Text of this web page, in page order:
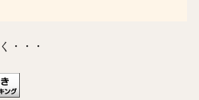
・・・